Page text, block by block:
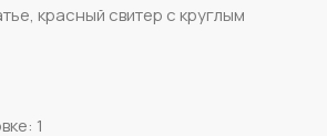
красный свитер с круглым
1